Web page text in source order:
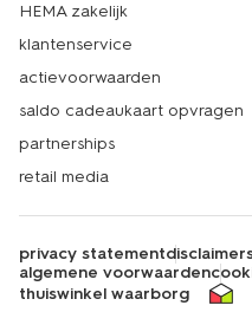
HEMA zakelijk
klantenservice
actievoorwaarden
saldo cadeaukaart opvragen
partnerships
retail media
privacy statementdisclaimer
algemene voorwaarden
thuiswinkel waarborg